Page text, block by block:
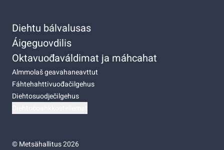
Diehtu bálvalusas
Áigeguovdilis
Oktavuođaváldimat ja máhcahat
Almmolaš geavahaneavttut
Fáhtehahttivuođačilgehus
Diehtosuodječilgehus
©Metsähallitus 2026